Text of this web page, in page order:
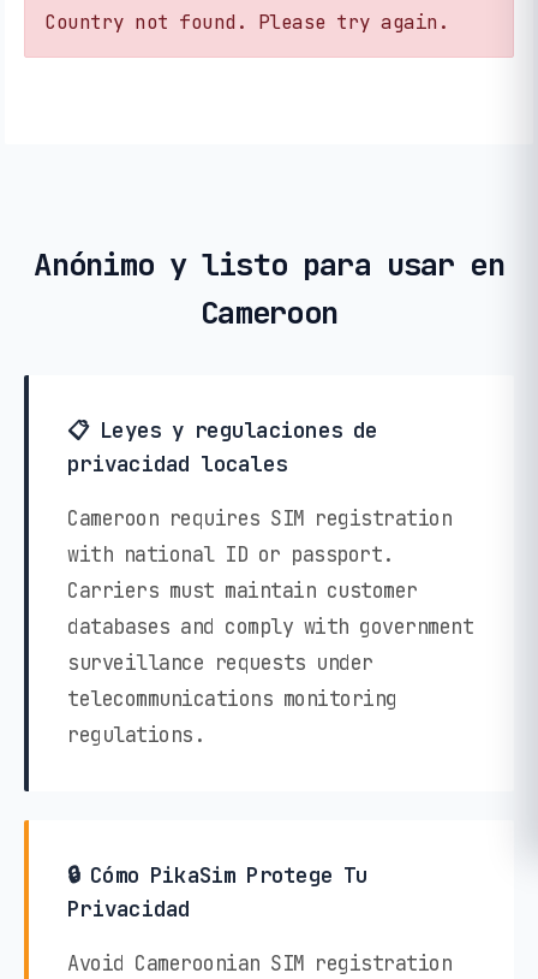
Country not found. Please try again.
Anónimo y listo para usar en
Cameroon
📋 Leyes y regulaciones de
privacidad locales
Cameroon requires SIM registration
with national ID or passport.
Carriers must maintain customer
databases and comply with government
surveillance requests under
telecommunications monitoring
regulations.
🔒 Cómo PikaSim Protege Tu
Privacidad
Avoid Cameroonian SIM registration